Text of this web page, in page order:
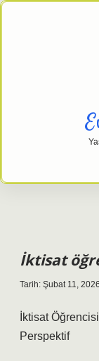
İktisat
Tarih: Şubat 11, 2026
İktisat
Perspektif